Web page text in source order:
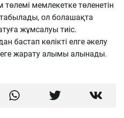
мемлекетке төленетін
ол болашақта
жұмсалуы тиіс.
бастап көлікті елге әкелу
жарату алымы алынады.